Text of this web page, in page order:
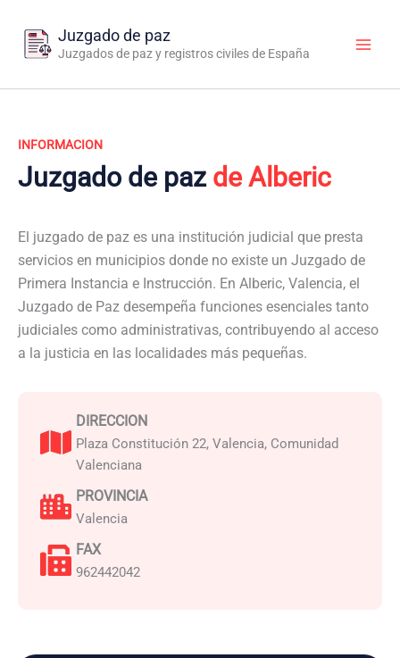
contenido
Juzgado de paz
Juzgados de paz y registros civiles de España
INFORMACION
Juzgado de paz de Alberic
El juzgado de paz es una institución judicial que presta
servicios en municipios donde no existe un Juzgado de
Primera Instancia e Instrucción. En Alberic, Valencia, el
Juzgado de Paz desempeña funciones esenciales tanto
judiciales como administrativas, contribuyendo al acceso
a la justicia en las localidades más pequeñas.
DIRECCION
Plaza Constitución 22, Valencia, Comunidad
Valenciana
PROVINCIA
Valencia
FAX
962442042